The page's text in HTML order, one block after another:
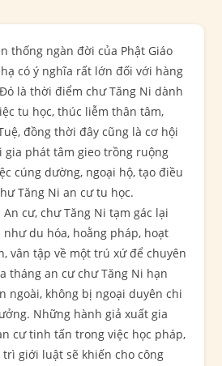
thống ngàn đời của Phật Giáo
có ý nghĩa rất lớn đối với hàng
là thời điểm chư Tăng Ni dành
tu học, thúc liễm thân tâm,
đồng thời đây cũng là cơ hội
gia phát tâm gieo trồng ruộng
cúng dường, ngoại hộ, tạo điều
Tăng Ni an cư tu học.
cư, chư Tăng Ni tạm gác lại
như du hóa, hoằng pháp, hoạt
vân tập về một trú xứ để chuyên
tháng an cư chư Tăng Ni hạn
ngoài, không bị ngoại duyên chi
Những hành giả xuất gia
cư tinh tấn trong việc học pháp,
giới luật sẽ khiến cho công